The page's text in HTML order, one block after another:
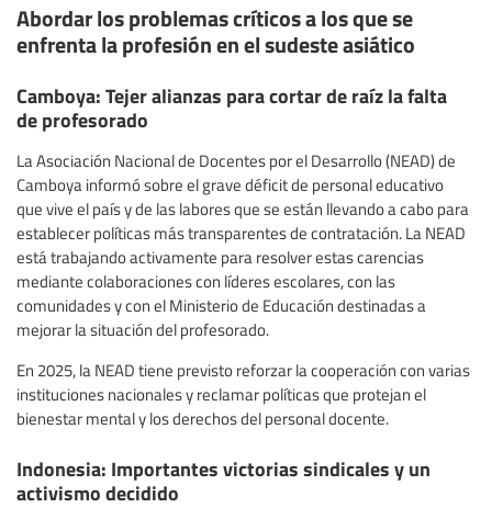
Abordar los problemas críticos a los que se
enfrenta la profesión en el sudeste asiático
Camboya: Tejer alianzas para cortar de raíz la falta
de profesorado
La Asociación Nacional de Docentes por el Desarrollo (NEAD) de
Camboya informó sobre el grave déficit de personal educativo
que vive el país y de las labores que se están llevando a cabo para
establecer políticas más transparentes de contratación. La NEAD
está trabajando activamente para resolver estas carencias
mediante colaboraciones con líderes escolares, con las
comunidades y con el Ministerio de Educación destinadas a
mejorar la situación del profesorado.
En 2025, la NEAD tiene previsto reforzar la cooperación con varias
instituciones nacionales y reclamar políticas que protejan el
bienestar mental y los derechos del personal docente.
Indonesia: Importantes victorias sindicales y un
activismo decidido